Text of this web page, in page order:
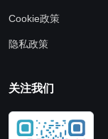
Cookie政策
隐私政策
关注我们